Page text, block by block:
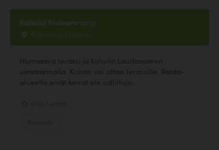
Kahvila Kasinonranta
Kuikkarinne 1, Helsinki
Hurmaava terassi ja kahvila Lauttasaaren
uimarannalla. Koiran voi ottaa terassille. Ranta-
alueella eivät koirat ole sallittuja.